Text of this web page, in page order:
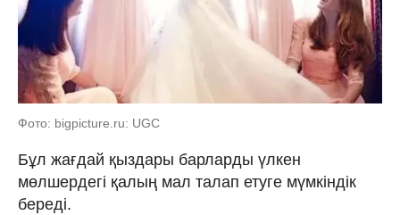
Фото: bigpicture.ru: UGC
Бұл жағдай қыздары барларды үлкен
мөлшердегі қалың мал талап етуге мүмкіндік
береді.